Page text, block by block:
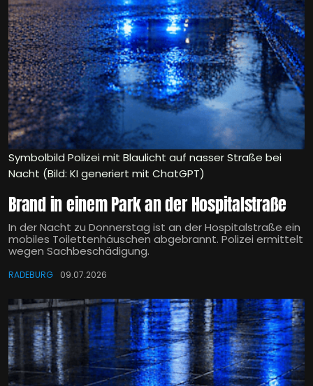
Symbolbild Polizei mit Blaulicht auf nasser Straße bei
Nacht (Bild: KI generiert mit ChatGPT)
Brand in einem Park an der Hospitalstraße
In der Nacht zu Donnerstag ist an der Hospitalstraße ein
mobiles Toilettenhäuschen abgebrannt. Polizei ermittelt
wegen Sachbeschädigung.
RADEBURG 09.07.2026